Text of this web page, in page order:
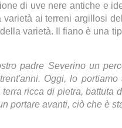
di uve nere antiche e
ai terreni argillosi
varietà. Il fiano è una
padre Severino un
Oggi, lo
ricca di pietra, battuta
portare avanti, ciò che è